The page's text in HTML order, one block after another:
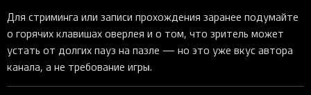
Для стриминга или записи прохождения заранее подумайте
о горячих клавишах оверлея и о том, что зритель может
устать от долгих пауз на пазле — но это уже вкус автора
канала, а не требование игры.